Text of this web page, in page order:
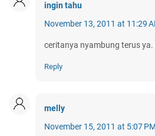
ingin tahu
November 13, 2011 at 11:29
ceritanya nyambung terus
Reply
melly
November 15, 2011 at 5:07 PM